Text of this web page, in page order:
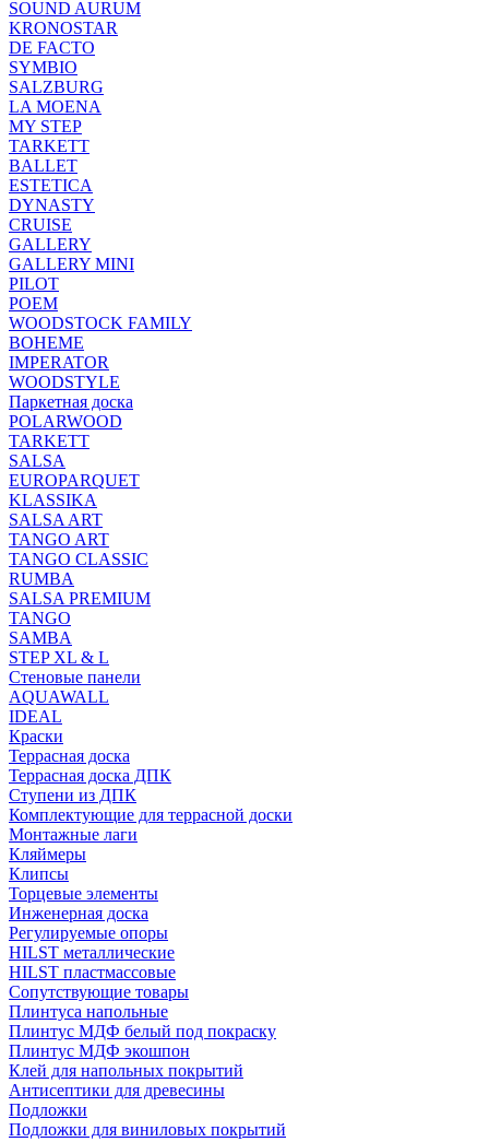
SOUND AURUM
KRONOSTAR
DE FACTO
SYMBIO
SALZBURG
LA MOENA
MY STEP
TARKETT
BALLET
ESTETICA
DYNASTY
CRUISE
GALLERY
GALLERY MINI
PILOT
POEM
WOODSTOCK FAMILY
BOHEME
IMPERATOR
WOODSTYLE
Паркетная доска
POLARWOOD
TARKETT
SALSA
EUROPARQUET
KLASSIKA
SALSA ART
TANGO ART
TANGO CLASSIC
RUMBA
SALSA PREMIUM
TANGO
SAMBA
STEP XL & L
Стеновые панели
AQUAWALL
IDEAL
Краски
Террасная доска
Террасная доска ДПК
Ступени из ДПК
Комплектующие для террасной доски
Монтажные лаги
Кляймеры
Клипсы
Торцевые элементы
Инженерная доска
Регулируемые опоры
HILST металлические
HILST пластмассовые
Сопутствующие товары
Плинтуса напольные
Плинтус МДФ белый под покраску
Плинтус МДФ экошпон
Клей для напольных покрытий
Антисептики для древесины
Подложки
Подложки для виниловых покрытий